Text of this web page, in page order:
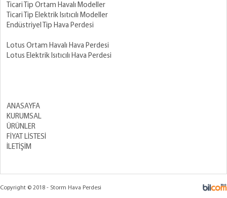
Ticari Tip Ortam Havalı Modeller
Ticari Tip Elektrik Isıtıcılı Modeller
Endüstriyel Tip Hava Perdesi
Lotus Ortam Havalı Hava Perdesi
Lotus Elektrik Isıtıcılı Hava Perdesi
ANASAYFA
KURUMSAL
ÜRÜNLER
FİYAT LİSTESİ
İLETİŞİM
Copyright © 2018 - Storm Hava Perdesi